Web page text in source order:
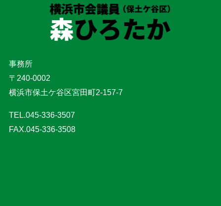
事務所
〒240-0002
横浜市保土ケ谷区宮田町2-157-7
TEL.045-336-3507
FAX.045-336-3508